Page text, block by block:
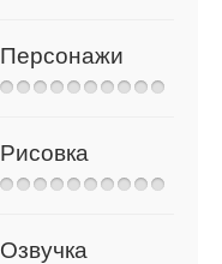
Персонажи
Рисовка
Озвучка